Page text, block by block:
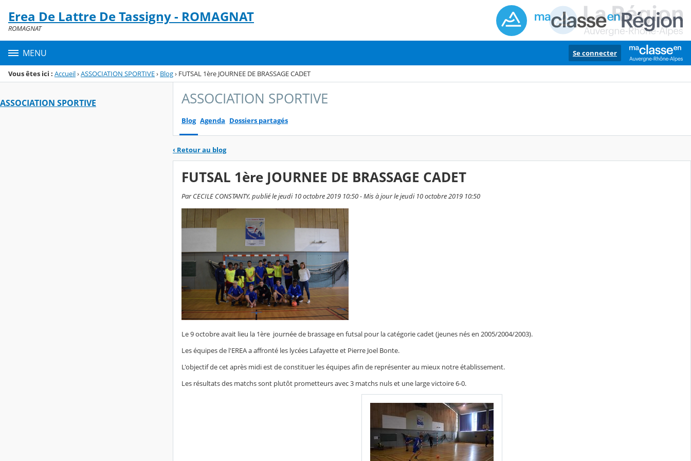
Menu de la rubrique
Contenu
Erea De Lattre De Tassigny - ROMAGNAT
ROMAGNAT
MENU Se connecter
Vous êtes ici : Accueil›ASSOCIATION SPORTIVE› Blog› FUTSAL 1ère JOURNEE DE BRASSAGE CADET
ASSOCIATION SPORTIVE ASSOCIATION SPORTIVE
Blog Agenda Dossiers partagés
‹ Retour au blog
FUTSAL 1ère JOURNEE DE BRASSAGE CADET
Par CECILE CONSTANTY, publié le jeudi 10 octobre 2019 10:50 - Mis à jour le jeudi 10 octobre 2019 10:50
Le 9 octobre avait lieu la 1ère journée de brassage en futsal pour la catégorie cadet (jeunes nés en 2005/2004/2003).
Les équipes de l'EREA a affronté les lycées Lafayette et Pierre Joel Bonte.
L'objectif de cet après midi est de constituer les équipes afin de représenter au mieux notre établissement.
Les résultats des matchs sont plutôt prometteurs avec 3 matchs nuls et une large victoire 6-0.